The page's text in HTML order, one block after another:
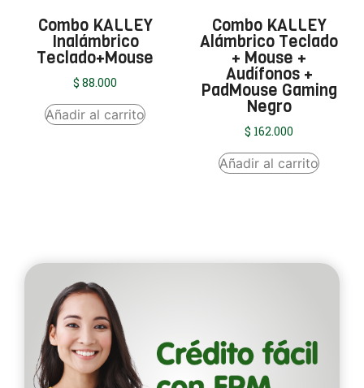
Combo KALLEY
Inalámbrico
Teclado+Mouse
$ 88.000
Añadir al carrito
Combo KALLEY
Alámbrico Teclado
+ Mouse +
Audífonos +
PadMouse Gaming
Negro
$ 162.000
Añadir al carrito